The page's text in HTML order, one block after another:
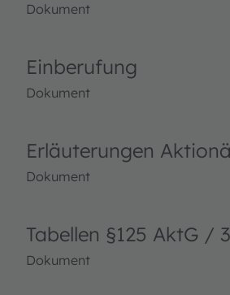
Dokument
Einberufung
Dokument
Erläuterungen
Dokument
Tabellen §125 AktG /
Dokument